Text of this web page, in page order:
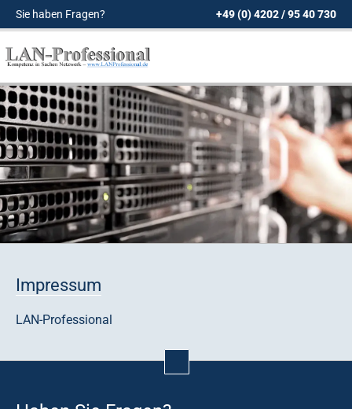
Sie haben Fragen? +49 (0) 4202 / 95 40 730
Service
Leistungen
Hardware-Infrastruktur
Fernwartung jetzt!
Kontakt
Impressum
LAN-Professional